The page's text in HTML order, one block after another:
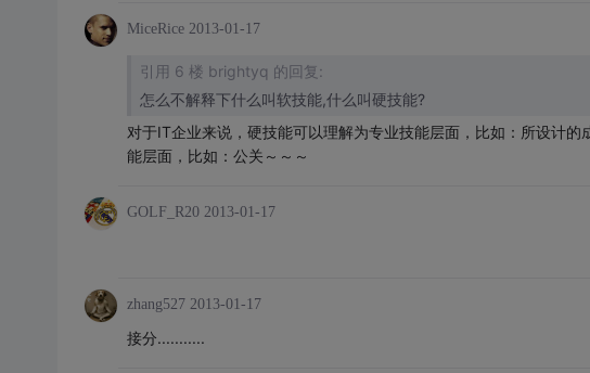
MiceRice 2013-01-17
引用 6 楼 brightyq 的回复:
怎么不解释下什么叫软技能,什么叫硬技能?
对于IT企业来说，硬技能可以理解为专业技能层面，比如：所设计
能层面，比如：公关～～～
GOLF_R20 2013-01-17
zhang527 2013-01-17
接分...........